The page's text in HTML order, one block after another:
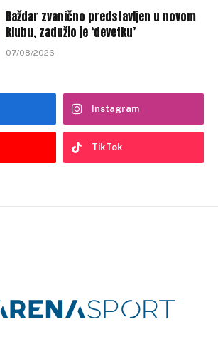
Baždar zvanično predstavljen u novom
klubu, zadužio je ‘devetku’
07/08/2026
Instagram
TikTok